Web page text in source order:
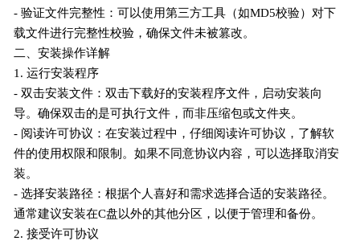
- 验证文件完整性：可以使用第三方工具（如MD5校验）对下
载文件进行完整性校验，确保文件未被篡改。
二、安装操作详解
1. 运行安装程序
- 双击安装文件：双击下载好的安装程序文件，启动安装向
导。确保双击的是可执行文件，而非压缩包或文件夹。
- 阅读许可协议：在安装过程中，仔细阅读许可协议，了解软
件的使用权限和限制。如果不同意协议内容，可以选择取消安
装。
- 选择安装路径：根据个人喜好和需求选择合适的安装路径。
通常建议安装在C盘以外的其他分区，以便于管理和备份。
2. 接受许可协议